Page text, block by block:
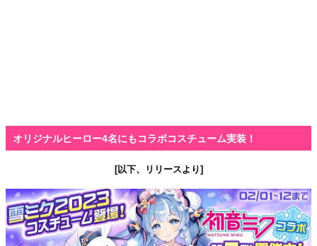
オリジナルヒーロー4名にもコラボコスチューム実装！
[以下、リリースより]